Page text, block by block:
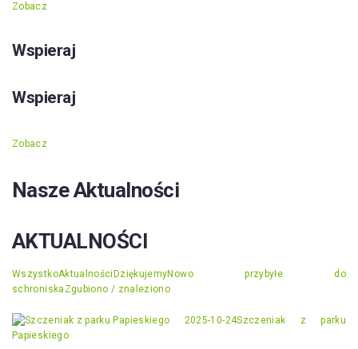
Zobacz
Wspieraj
Wspieraj
Zobacz
Nasze Aktualności
AKTUALNOŚCI
WszystkoAktualności DziękujemyNowo przybyłe do
schroniska Zgubiono / znaleziono
2025-10-24Szczeniak z parku
Papieskiego